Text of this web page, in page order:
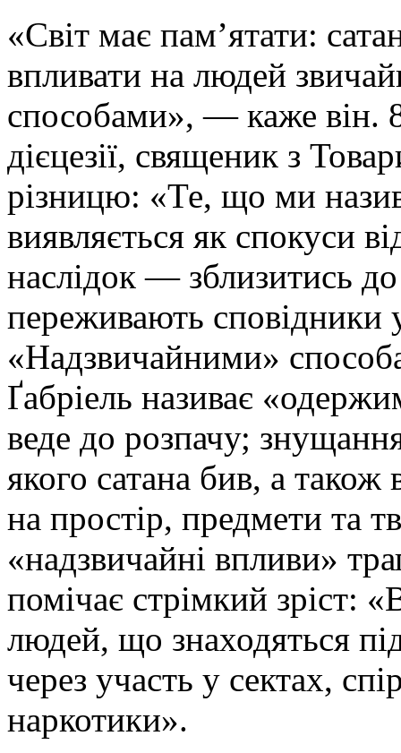
«Світ має пам’ятати:
впливати на людей
способами», — каже він.
дієцезії, священик з
різницю: «Те, що ми
виявляється як спокуси
наслідок — зблизитись
переживають сповідники
«Надзвичайними»
Ґабріель називає
веде до розпачу;
якого сатана бив, а
на простір, предмети та
«надзвичайні впливи»
помічає стрімкий зріст:
людей, що знаходяться
через участь у сектах,
наркотики».